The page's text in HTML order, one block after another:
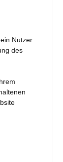
Nutzer
des